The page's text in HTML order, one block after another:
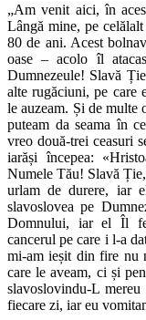
„Am venit aici, în
Lângă mine, pe
80 de ani. Acest
oase – acolo îl
Dumnezeule! Slavă
alte rugăciuni, pe care
le auzeam. Și de multe
puteam da seama în
vreo două-trei ceasuri
iarăși începea:
Numele Tău! Slavă
urlam de durere, iar
slavoslovea pe
Domnului, iar el Îl
cancerul pe care i l-a
mi-am ieșit din fire nu
care le aveam, ci și
slavoslovindu-L
fiecare zi, iar eu